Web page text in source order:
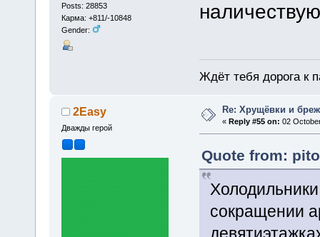
Posts: 28853
Карма: +811/-10848
Gender:
Ждёт тебя дорога к
2Easy
Дважды герой
Re: Хрущёвки и
«Reply #55 on: 02
Quote from:
сокращении